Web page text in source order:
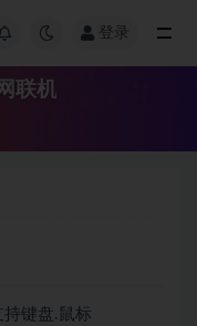
登录
联机
键盘.鼠标